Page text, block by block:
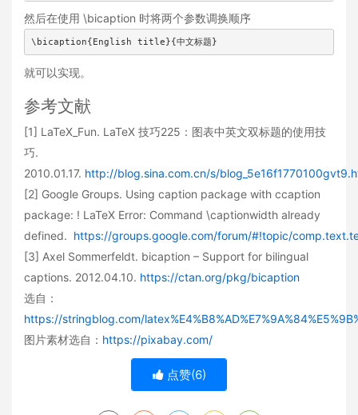
然后在使用 \bicaption 时将两个参数调换顺序
\bicaption{English title}{中文标题}
就可以实现。
参考文献
[1] LaTeX_Fun. LaTeX 技巧225：图表中英文双标题的使用技
巧.
2010.01.17. http://blog.sina.com.cn/s/
[2] Google Groups. Using caption package with ccaption
package: ! LaTeX Error: Command \captionwidth already
defined. https://groups.google.com/forum/#!topic/
[3] Axel Som­mer­feldt. bicaption – Support for bilingual
captions. 2012.04.10. https://ctan.org/pkg/bicaption
选自：
https://stringblog.com/
图片素材选自： https://pixabay.com/
点赞(6)